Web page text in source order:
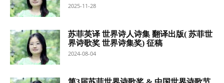
2025-11-28
苏菲英译 世界诗人诗集 翻译出版( 苏菲世
界诗歌奖 世界诗集奖) 征稿
2024-08-04